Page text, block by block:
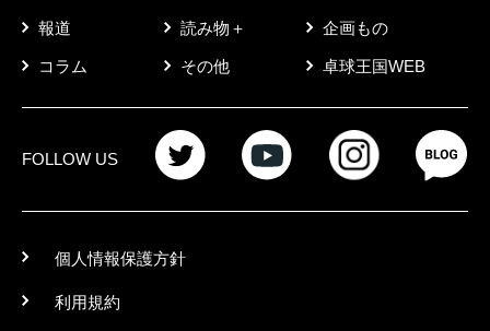
報道 読み物＋ 企画もの
コラム その他 卓球王国WEB
FOLLOW US
個人情報保護方針
利用規約